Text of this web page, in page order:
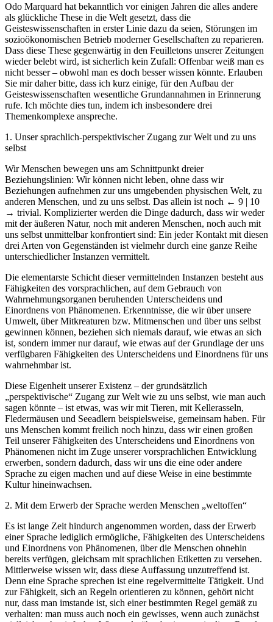
Odo Marquard hat bekanntlich vor einigen Jahren die alles andere
als glückliche These in die Welt gesetzt, dass die
Geisteswissenschaften in erster Linie dazu da seien, Störungen im
sozioökonomischen Betrieb moderner Gesellschaften zu reparieren.
Dass diese These gegenwärtig in den Feuilletons unserer Zeitungen
wieder belebt wird, ist sicherlich kein Zufall: Offenbar weiß man es
nicht besser – obwohl man es doch besser wissen könnte. Erlauben
Sie mir daher bitte, dass ich kurz einige, für den Aufbau der
Geisteswissenschaften wesentliche Grundannahmen in Erinnerung
rufe. Ich möchte dies tun, indem ich insbesondere drei
Themenkomplexe anspreche.
1. Unser sprachlich-perspektivischer Zugang zur Welt und zu uns
selbst
Wir Menschen bewegen uns am Schnittpunkt dreier
Beziehungslinien: Wir können nicht leben, ohne dass wir
Beziehungen aufnehmen zur uns umgebenden physischen Welt, zu
anderen Menschen, und zu uns selbst. Das allein ist noch ← 9 | 10
→ trivial. Komplizierter werden die Dinge dadurch, dass wir weder
mit der äußeren Natur, noch mit anderen Menschen, noch auch mit
uns selbst unmittelbar konfrontiert sind: Ein jeder Kontakt mit diesen
drei Arten von Gegenständen ist vielmehr durch eine ganze Reihe
unterschiedlicher Instanzen vermittelt.
Die elementarste Schicht dieser vermittelnden Instanzen besteht aus
Fähigkeiten des vorsprachlichen, auf dem Gebrauch von
Wahrnehmungsorganen beruhenden Unterscheidens und
Einordnens von Phänomenen. Erkenntnisse, die wir über unsere
Umwelt, über Mitkreaturen bzw. Mitmenschen und über uns selbst
gewinnen können, beziehen sich niemals darauf, wie etwas an sich
ist, sondern immer nur darauf, wie etwas auf der Grundlage der uns
verfügbaren Fähigkeiten des Unterscheidens und Einordnens für uns
wahrnehmbar ist.
Diese Eigenheit unserer Existenz – der grundsätzlich
„perspektivische“ Zugang zur Welt wie zu uns selbst, wie man auch
sagen könnte – ist etwas, was wir mit Tieren, mit Kellerasseln,
Fledermäusen und Seeadlern beispielsweise, gemeinsam haben. Für
uns Menschen kommt freilich noch hinzu, dass wir einen großen
Teil unserer Fähigkeiten des Unterscheidens und Einordnens von
Phänomenen nicht im Zuge unserer vorsprachlichen Entwicklung
erwerben, sondern dadurch, dass wir uns die eine oder andere
Sprache zu eigen machen und auf diese Weise in eine bestimmte
Kultur hineinwachsen.
2. Mit dem Erwerb der Sprache werden Menschen „weltoffen“
Es ist lange Zeit hindurch angenommen worden, dass der Erwerb
einer Sprache lediglich ermögliche, Fähigkeiten des Unterscheidens
und Einordnens von Phänomenen, über die Menschen ohnehin
bereits verfügen, gleichsam mit sprachlichen Etiketten zu versehen.
Mittlerweise wissen wir, dass diese Auffassung unzutreffend ist.
Denn eine Sprache sprechen ist eine regelvermittelte Tätigkeit. Und
zur Fähigkeit, sich an Regeln orientieren zu können, gehört nicht
nur, dass man imstande ist, sich einer bestimmten Regel gemäß zu
verhalten: man muss auch noch ein gewisses, wenn auch zunächst